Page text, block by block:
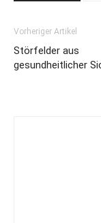
Vorheriger Artikel
Störfelder aus
gesundheitlicher